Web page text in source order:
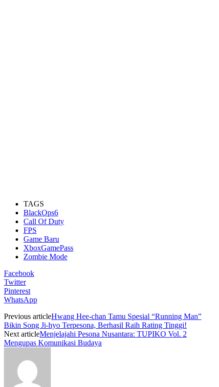
TAGS
BlackOps6
Call Of Duty
FPS
Game Baru
XboxGamePass
Zombie Mode
Facebook
Twitter
Pinterest
WhatsApp
Previous articleHwang Hee-chan Tamu Spesial “Running Man”
Bikin Song Ji-hyo Terpesona, Berhasil Raih Rating Tinggi!
Next articleMenjelajahi Pesona Nusantara: TUPIKO Vol. 2
Mengupas Komunikasi Budaya